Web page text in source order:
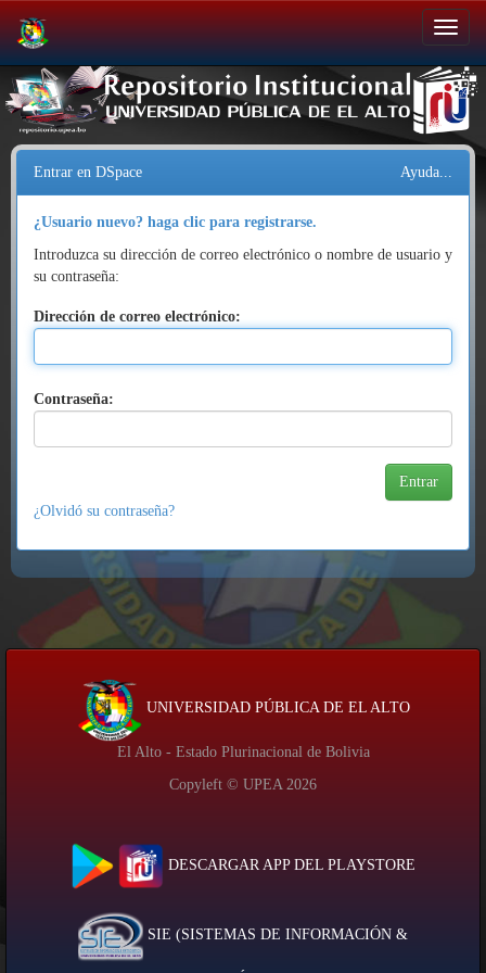
Salir
de
la
navegación
Entrar en DSpace Ayuda...
¿Usuario nuevo? haga clic para registrarse.
Introduzca su dirección de correo electrónico o nombre de usuario y
su contraseña:
Dirección de correo electrónico:
Contraseña:
¿Olvidó su contraseña?
UNIVERSIDAD PÚBLICA DE EL ALTO
El Alto - Estado Plurinacional de Bolivia
Copyleft © UPEA 2026
DESCARGAR APP DEL PLAYSTORE
SIE (SISTEMAS DE INFORMACIÓN &